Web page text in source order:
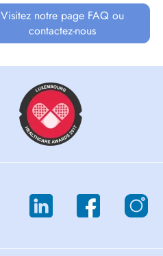
Visitez notre page FAQ ou
contactez-nous